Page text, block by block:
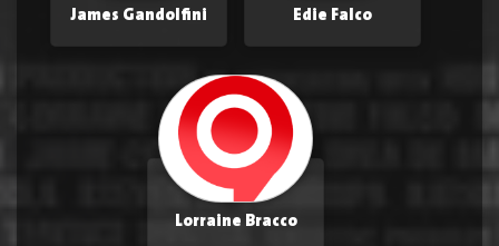
Edie Falco
James Gandolfini
Lorraine Bracco